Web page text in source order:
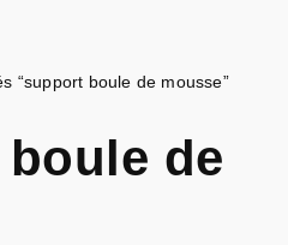
“support boule de mousse”
de